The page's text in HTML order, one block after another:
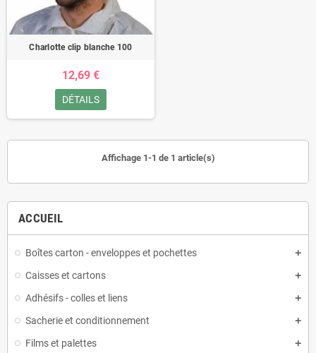
ACCUEIL
Boîtes carton - enveloppes et pochettes
Caisses et cartons
Adhésifs - colles et liens
Sacherie et conditionnement
Films et palettes
Charlotte clip blanche 100
12,69 €
DÉTAILS
Affichage 1-1 de 1 article(s)